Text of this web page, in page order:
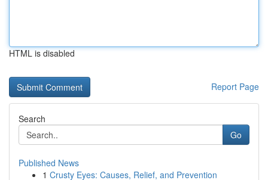
HTML is disabled
Report Page
Search
Go
Published News
1 Crusty Eyes: Causes, Relief, and Prevention